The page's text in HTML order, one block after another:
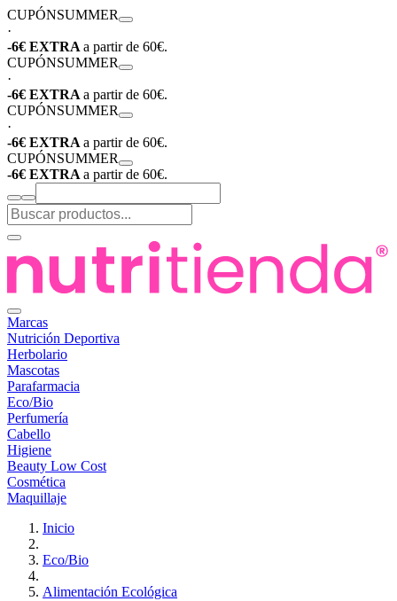
CUPÓNSUMMER
·
-6€ EXTRA a partir de 60€.
CUPÓNSUMMER
·
-6€ EXTRA a partir de 60€.
CUPÓNSUMMER
·
-6€ EXTRA a partir de 60€.
CUPÓNSUMMER
-6€ EXTRA a partir de 60€.
Marcas
Nutrición Deportiva
Herbolario
Mascotas
Parafarmacia
Eco/Bio
Perfumería
Cabello
Higiene
Beauty Low Cost
Cosmética
Maquillaje
Inicio
Eco/Bio
Alimentación Ecológica